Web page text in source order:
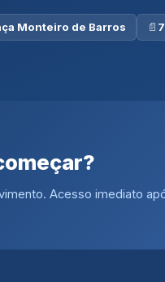
Monteiro de Barros 📄
Acesso imediato